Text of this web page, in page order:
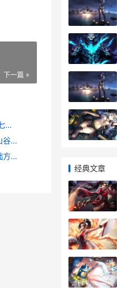
下一篇 »
《七塔》英雄养成策略：觉醒系统入门指导 七塔禅寺百科
《武林外传十年之约》剧本挑战策略：白陀山谷剧本挑战方法策略详细解答 武林外传十年之约手游隐藏任务
《斗兽战场》科技发展全策略：科技系统基础方法&解开养成优先级详细解答 斗兽场专访全部资源
经典文章